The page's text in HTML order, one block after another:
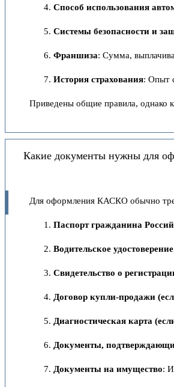
Способ использования
Системы безопасности и
Франшиза: Сумма,
История страхования: Опыт
Приведены общие правила, однако
Какие документы нужны для
Для оформления КАСКО обычно
Паспорт гражданина
Водительское удостоверение
Свидетельство о
Договор купли-продажи
Диагностическая карта
Документы,
Документы на имущество: